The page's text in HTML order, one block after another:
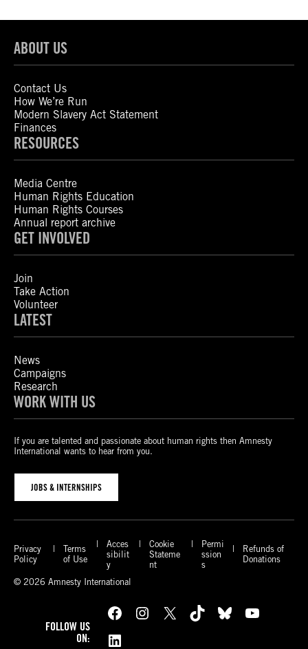
ABOUT US
Contact Us
How We’re Run
Modern Slavery Act Statement
Finances
RESOURCES
Media Centre
Human Rights Education
Human Rights Courses
Annual report archive
GET INVOLVED
Join
Take Action
Volunteer
LATEST
News
Campaigns
Research
WORK WITH US
If you are talented and passionate about human rights then Amnesty
International wants to hear from you.
JOBS & INTERNSHIPS
Privacy
Policy
Terms
of Use
Acces
sibilit
y
Cookie
Stateme
nt
Permi
ssion
s
Refunds of
Donations
© 2026 Amnesty International
FOLLOW US
ON:
Facebook Instagram X TikTok Bluesky
YouTube
LinkedIn